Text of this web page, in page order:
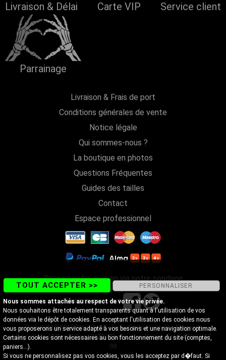
Livraison & Délai Carte VIP Service client
Parrainage
Livraison & Frais de port
Conditions générales de vente
Notice légale
Qui sommes-nous ?
La boutique en photos
Questions Fréquentes
Guides des tailles
Contact
Espace professionnel
Donnez votre opinion via notre sondage
Suivez-nous sur
Copyright@2018 Discobole - Tous droits réservés - Magasin
Discobole 18 Rue Vallon, 74200 Thonon-les-Bains - Tel. 04 50 26 57
88
TOUT ACCEPTER >> PERSONNALISER
Nous sommes attachés au respect de votre vie privée.
Nous souhaitons être totalement transparents quant à l'utilisation de vos
données via le dépôt de cookies. En acceptant l'utilisation des cookies nous
vous proposerons un service adapté à vos besoins et une navigation optimale.
Certains cookies sont nécessaires au bon fonctionnement du site (comptes,
paniers...).
Si vous ne personnalisez pas vos cookies, vous les acceptez par d�faut. Si